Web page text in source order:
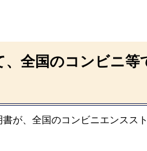
全国のコンビニ等
が、全国のコンビニエンスス